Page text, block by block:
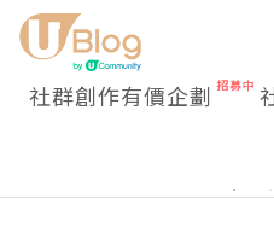
社群創作有價企劃